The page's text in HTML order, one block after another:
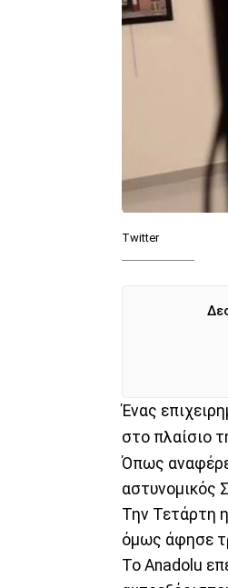
Twitter
Ένας
στο πλαίσιο
Όπως
αστυνομικός
Την Τετάρτη
όμως άφησε
Το Anadolu